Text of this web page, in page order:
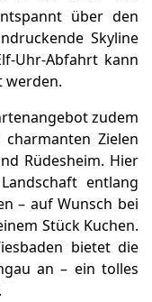
über den
Skyline
Uhr-Abfahrt kann
werden.
zudem
charmanten Zielen
Rüdesheim. Hier
entlang
– auf Wunsch bei
Stück Kuchen.
bietet die
an – ein tolles